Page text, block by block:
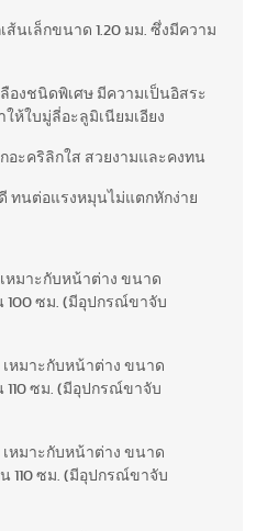
ส้นเล็กขนาด 1.20 มม. ซึ่งมีความ
องชนิดพิเศษ มีความเป็นอิสระ
ห้ใบมู่ลี่อะลูมิเนียมเอียง
อะคริลิกใส สวยงามและคงทน
ทนต่อแรงหมุนไม่แตกหักง่าย
เหมาะกับหน้าต่าง ขนาด
100 ซม. (มีอุปกรณ์ขาจับ
เหมาะกับหน้าต่าง ขนาด
110 ซม. (มีอุปกรณ์ขาจับ
เหมาะกับหน้าต่าง ขนาด
110 ซม. (มีอุปกรณ์ขาจับ